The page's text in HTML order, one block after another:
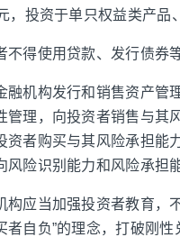
，投资于单只权益类产品
不得使用贷款、发行债券
融机构发行和销售资产管
管理，向投资者销售与其
资者购买与其风险承担能
风险识别能力和风险承担
构应当加强投资者教育，
者自负”的理念，打破刚性